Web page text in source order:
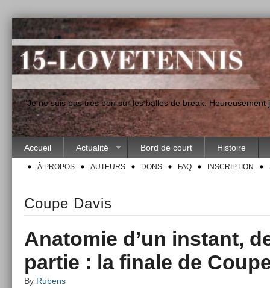
"Je ne suis pas très bon sur les balles de break.
Accueil Actualité Bord de court Histoire
À PROPOS AUTEURS DONS FAQ INSCRIPTION
Coupe Davis
Anatomie d’un instant,
partie : la finale de
By Rubens